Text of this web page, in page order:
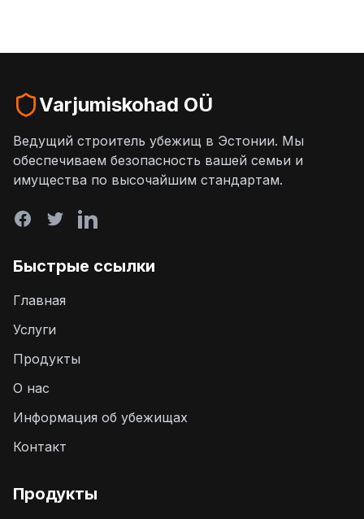
Varjumiskohad OÜ
Ведущий строитель убежищ в Эстонии. Мы
обеспечиваем безопасность вашей семьи и
имущества по высочайшим стандартам.
Быстрые ссылки
Главная
Услуги
Продукты
О нас
Информация об убежищах
Контакт
Продукты